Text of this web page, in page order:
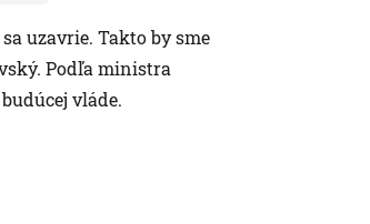
uzavrie. Takto by sme
Podľa ministra
vláde.